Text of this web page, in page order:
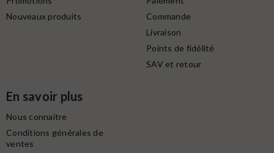
Nouveaux produits
Commande
Livraison
Points de fidélité
SAV et retour
En savoir plus
Nous connaitre
Conditions générales de
ventes